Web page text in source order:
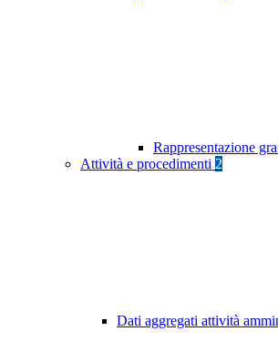
Rappresentazione
Attività e procedimenti 2
Dati aggregati attività